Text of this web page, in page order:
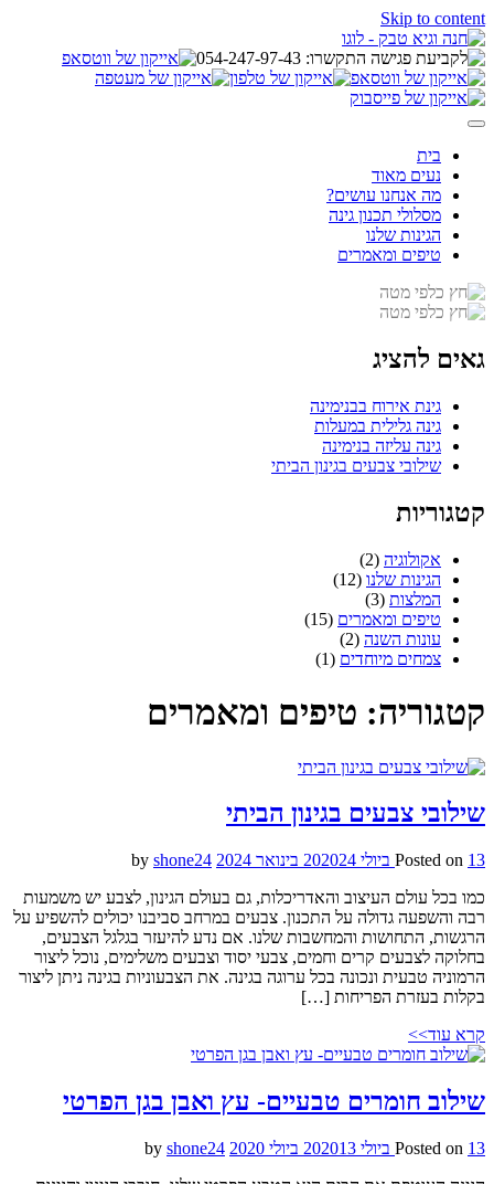
Skip to content
בית
נעים מאוד
מה אנחנו עושים?
מסלולי תכנון גינה
הגינות שלנו
טיפים ומאמרים
גאים להציג
גינת אירוח בבנימינה
גינה גלילית במעלות
גינה עליזה בנימינה
שילובי צבעים בגינון הביתי
קטגוריות
אקולוגיה (2)
הגינות שלנו (12)
המלצות (3)
טיפים ומאמרים (15)
עונות השנה (2)
צמחים מיוחדים (1)
קטגוריה: טיפים ומאמרים
שילובי צבעים בגינון הביתי
Posted on 13 ביולי 2020 24 בינואר 2024
shone24
כמו בכל עולם העיצוב והאדריכלות, גם בעולם הגינון, לצבע יש משמעות
רבה והשפעה גדולה על התכנון. צבעים במרחב סביבנו יכולים להשפיע על
הרגשות, התחושות והמחשבות שלנו. אם נדע להיעזר בגלגל הצבעים,
בחלוקה לצבעים קרים וחמים, צבעי יסוד וצבעים משלימים, נוכל ליצור
הרמוניה טבעית ונכונה בכל ערוגה בגינה. את הצבעוניות בגינה ניתן ליצור
בקלות בעזרת הפריחות […]
קרא עוד>>
שילוב חומרים טבעיים- עץ ואבן בגן הפרטי
Posted on 13 ביולי 2020 13 ביולי 2020
shone24